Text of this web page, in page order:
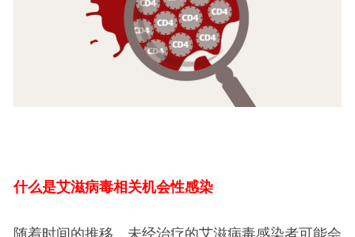
什么是艾滋病毒相关机会性感染
随着时间的推移，未经治疗的艾滋病毒感染者可能会